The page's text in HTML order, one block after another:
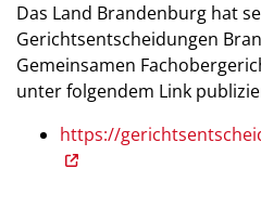
Das Land Brandenburg hat
Gerichtsentscheidungen
Gemeinsamen
unter folgendem Link
https://